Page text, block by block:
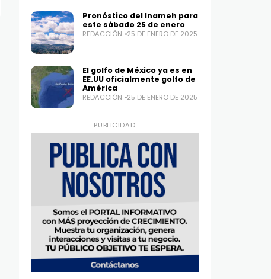
Pronóstico del Inameh para
este sábado 25 de enero
REDACCIÓN 25 DE ENERO DE 2025
El golfo de México ya es en
EE.UU oficialmente golfo de
América
REDACCIÓN 25 DE ENERO DE 2025
PUBLICIDAD